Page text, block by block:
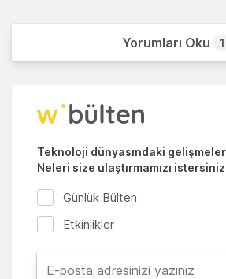
Yorumları Oku 1
Teknoloji dünyasındaki
Neleri size ulaştırmamızı
Günlük Bülten
Etkinlikler